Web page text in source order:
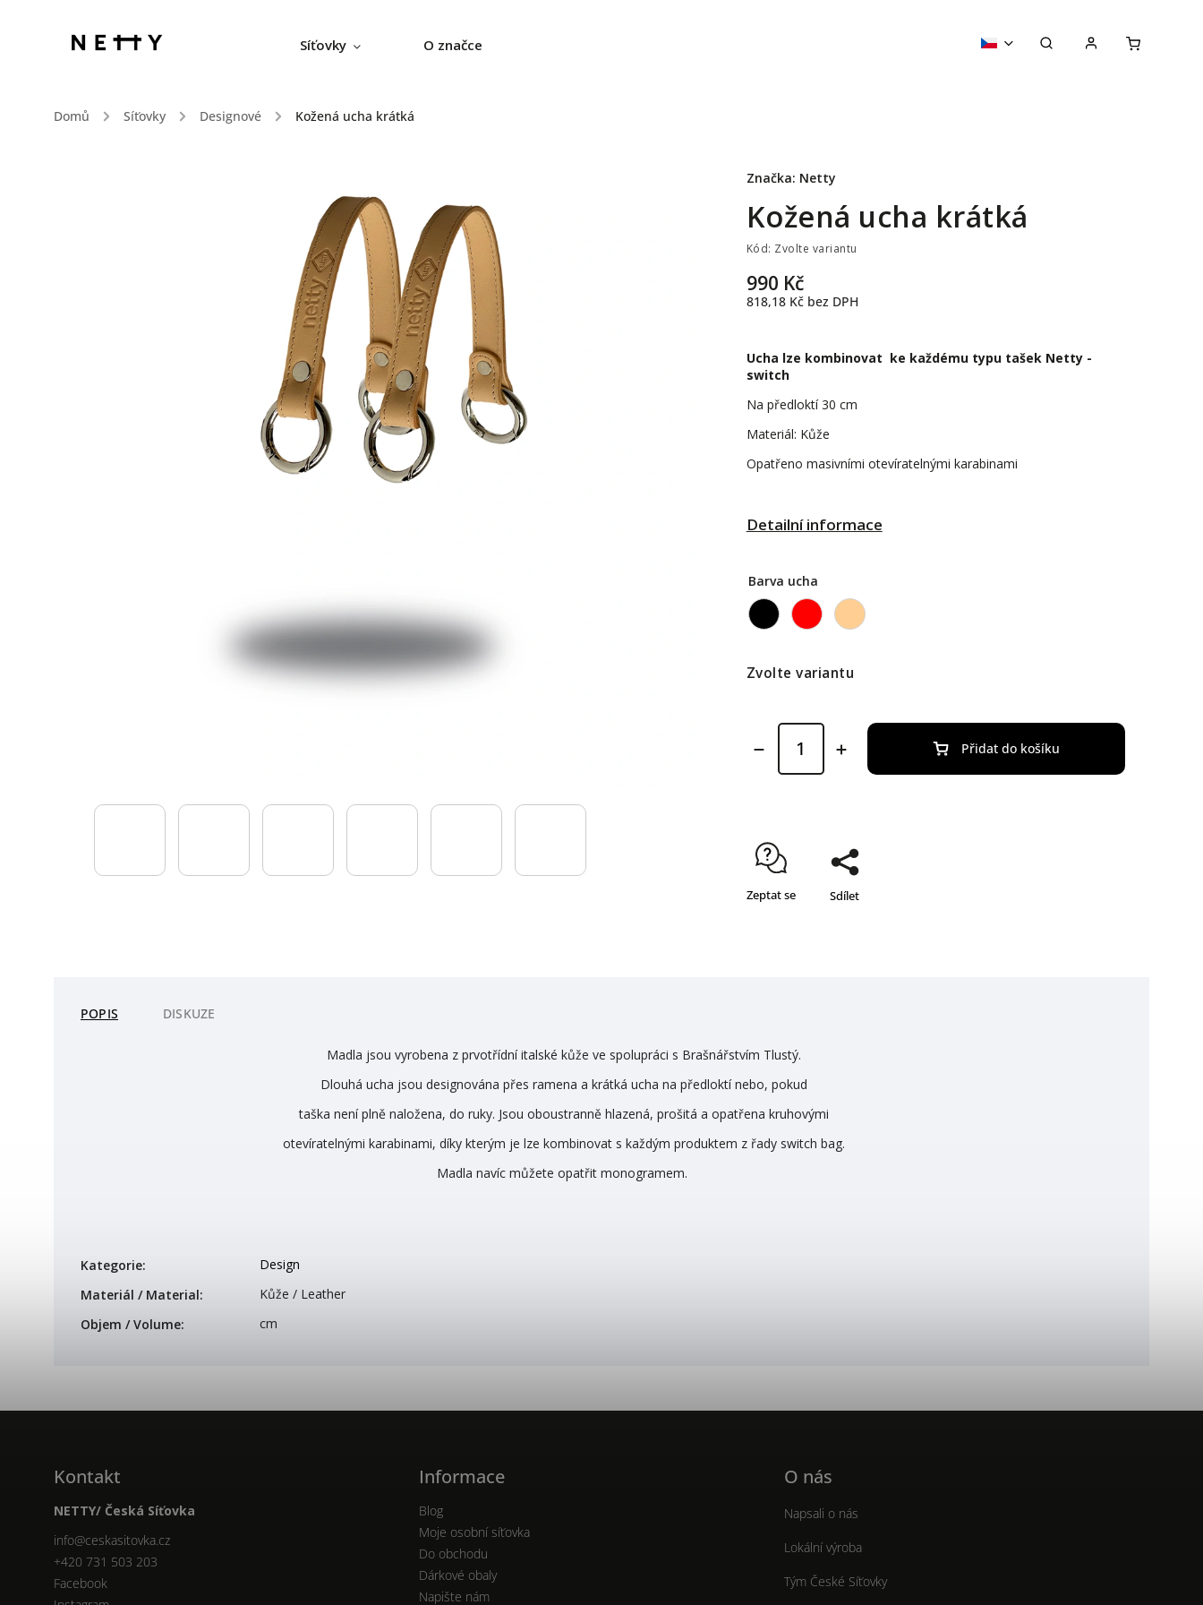
Síťovky O značce
Domů / Síťovky / Designové / Kožená ucha krátká
Kožená ucha krátká
Kód: Zvolte variantu
990 Kč
818,18 Kč bez DPH
Ucha lze kombinovat ke každému typu tašek Netty -
switch
Na předloktí 30 cm
Materiál: Kůže
Opatřeno masivními otevíratelnými karabinami
Detailní informace
Značka: Netty
Barva ucha
Zvolte variantu
Přidat do košíku
Zeptat se Sdílet
POPIS DISKUZE
Madla jsou vyrobena z prvotřídní italské kůže ve spolupráci s Brašnářstvím Tlustý.
Dlouhá ucha jsou designována přes ramena a krátká ucha na předloktí nebo, pokud
taška není plně naložena, do ruky. Jsou oboustranně hlazená, prošitá a opatřena kruhovými
otevíratelnými karabinami, díky kterým je lze kombinovat s každým produktem z řady switch bag.
Madla navíc můžete opatřit monogramem.
Kategorie:
Design
Materiál / Material:
Kůže / Leather
Objem / Volume: cm
Kontakt
NETTY/ Česká Síťovka
info@ceskasitovka.cz
+420 731 503 203
Facebook
Informace
Blog
Moje osobní síťovka
Do obchodu
Dárkové obaly
Napište nám
O nás
Napsali o nás
Lokální výroba
Tým České Síťovky